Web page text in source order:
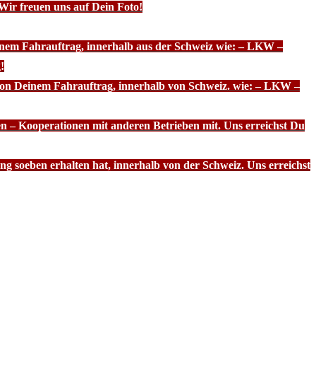
freuen uns auf Dein Foto!
Fahrauftrag, innerhalb aus der Schweiz wie: – LKW –
Deinem Fahrauftrag, innerhalb von Schweiz. wie: – LKW –
– Kooperationen mit anderen Betrieben mit. Uns erreichst Du
soeben erhalten hat, innerhalb von der Schweiz. Uns erreichst